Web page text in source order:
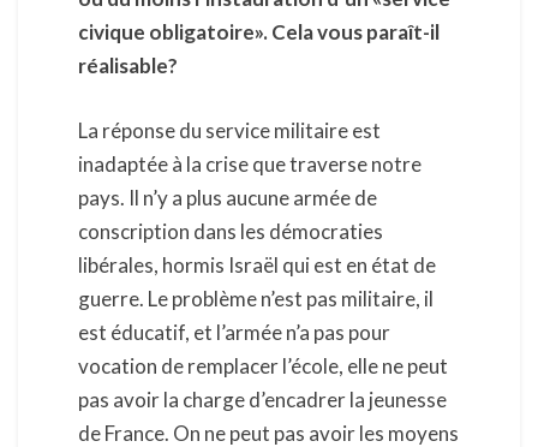
civique obligatoire». Cela vous paraît-il
réalisable?
La réponse du service militaire est
inadaptée à la crise que traverse notre
pays. Il n’y a plus aucune armée de
conscription dans les démocraties
libérales, hormis Israël qui est en état de
guerre. Le problème n’est pas militaire, il
est éducatif, et l’armée n’a pas pour
vocation de remplacer l’école, elle ne peut
pas avoir la charge d’encadrer la jeunesse
de France. On ne peut pas avoir les moyens